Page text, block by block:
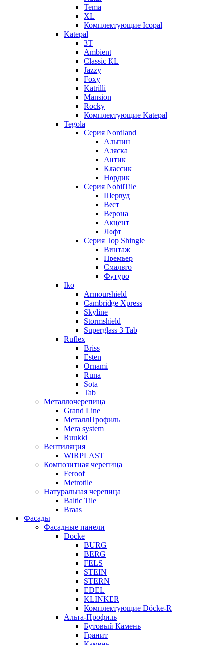
Tema
XL
Комплектующие Icopal
Katepal
3T
Ambient
Classic KL
Jazzy
Foxy
Katrilli
Mansion
Rocky
Комплектующие Katepal
Tegola
Серия Nordland
Альпин
Аляска
Антик
Классик
Нордик
Серия NobilTile
Шервуд
Вест
Верона
Акцент
Лофт
Серия Top Shingle
Винтаж
Премьер
Смальто
Футуро
Iko
Armourshield
Cambridge Xpress
Skyline
Stormshield
Superglass 3 Tab
Ruflex
Briss
Esten
Ornami
Runa
Sota
Tab
Металлочерепица
Grand Line
МеталлПрофиль
Mera system
Ruukki
Вентиляция
WIRPLAST
Композитная черепица
Feroof
Metrotile
Натуральная черепица
Baltic Tile
Braas
Фасады
Фасадные панели
Docke
BURG
BERG
FELS
STEIN
STERN
EDEL
KLINKER
Комплектующие Döcke-R
Альта-Профиль
Бутовый Камень
Гранит